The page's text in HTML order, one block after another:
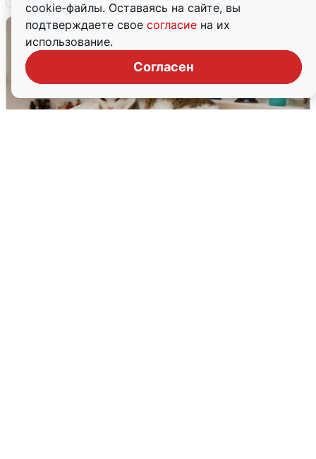
cookie-файлы. Оставаясь на сайте, вы
подтверждаете свое согласие на их
использование.
Согласен